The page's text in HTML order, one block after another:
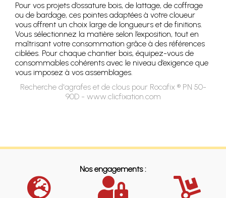
Pour vos projets d’ossature bois, de lattage, de coffrage
ou de bardage, ces pointes adaptées à votre cloueur
vous offrent un choix large de longueurs et de finitions.
Vous sélectionnez la matière selon l’exposition, tout en
maîtrisant votre consommation grâce à des références
ciblées. Pour chaque chantier bois, équipez-vous de
consommables cohérents avec le niveau d’exigence que
vous imposez à vos assemblages.
Recherche d'agrafes et de clous pour Rocafix ® PN 50-
90D - www.clicfixation.com
Nos engagements :